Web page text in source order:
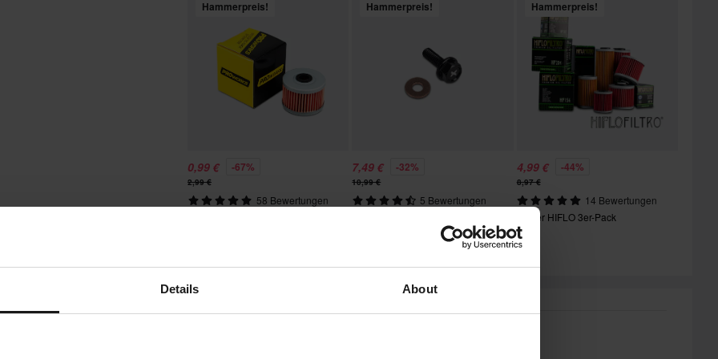
Details About
Hammerpreis!
0,99 € -67%
2,99 €
58 Bewertungen
Hammerpreis!
7,49 € -32%
10,99 €
5 Bewertungen
Hammerpreis!
4,99 € -44%
8,97 €
14 Bewertungen
Olfilter HIFLO 3er-Pack
Das denken unsere Kunden